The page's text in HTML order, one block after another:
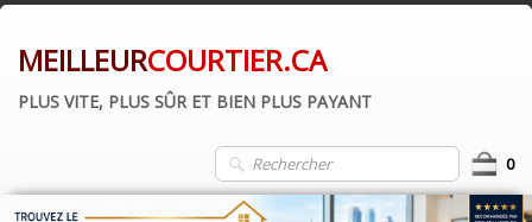
MEILLEURCOURTIER.CA
PLUS VITE, PLUS SÛR ET BIEN PLUS PAYANT
0